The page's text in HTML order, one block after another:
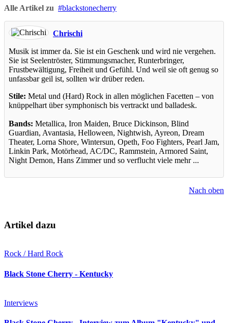
Alle Artikel zu blackstonecherry
Chrischi
Musik ist immer da. Sie ist ein Geschenk und wird nie vergehen.
Sie ist Seelentröster, Stimmungsmacher, Runterbringer,
Frustbewältigung, Freiheit und Gefühl. Und weil sie oft genug so
unfassbar geil ist, sollten wir drüber reden.
Stile: Metal und (Hard) Rock in allen möglichen Facetten – von
knüppelhart über symphonisch bis vertrackt und balladesk.
Bands: Metallica, Iron Maiden, Bruce Dickinson, Blind
Guardian, Avantasia, Helloween, Nightwish, Ayreon, Dream
Theater, Lorna Shore, Wintersun, Opeth, Foo Fighters, Pearl Jam,
Linkin Park, Motörhead, AC/DC, Rammstein, Armored Saint,
Night Demon, Hans Zimmer und so verflucht viele mehr ...
Nach oben
Artikel dazu
Rock / Hard Rock
Black Stone Cherry - Kentucky
Interviews